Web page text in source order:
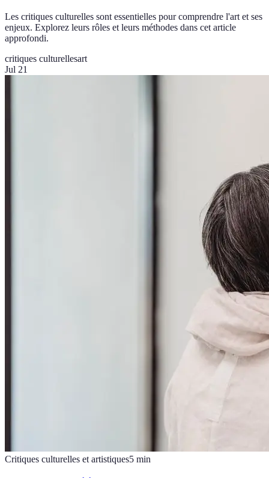
Les critiques culturelles sont essentielles pour comprendre l'art et ses
enjeux. Explorez leurs rôles et leurs méthodes dans cet article
approfondi.
critiques culturellesart
Jul 21
Critiques culturelles et artistiques5 min